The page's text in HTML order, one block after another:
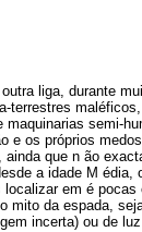
liga, durante
terrestres
maquinarias semi-
e os próprios
que n ão
a idade M
em é
mito da espada,
incerta) ou de